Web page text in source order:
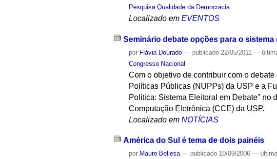
Pesquisa Qualidade da Democracia
Localizado em EVENTOS
Seminário debate opções para o sistema
por Flávia Dourado — publicado 22/05/2011—
Congresso Nacional
Com o objetivo de contribuir com o
Políticas Públicas (NUPPs) da USP e a
Política: Sistema Eleitoral em Debate" no
Computação Eletrônica (CCE) da USP.
Localizado em NOTÍCIAS
América do Sul é tema de dois painéis
por Mauro Bellesa — publicado 10/09/2006—